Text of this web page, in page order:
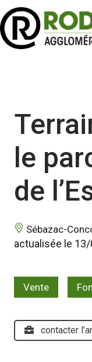
le
de
Sébazac-
actualisée le
Vente
contacter